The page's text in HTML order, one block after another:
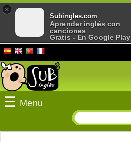
☰ Menu
×
Subingles.com
Aprender inglés con
canciones
Gratis - En Google Play